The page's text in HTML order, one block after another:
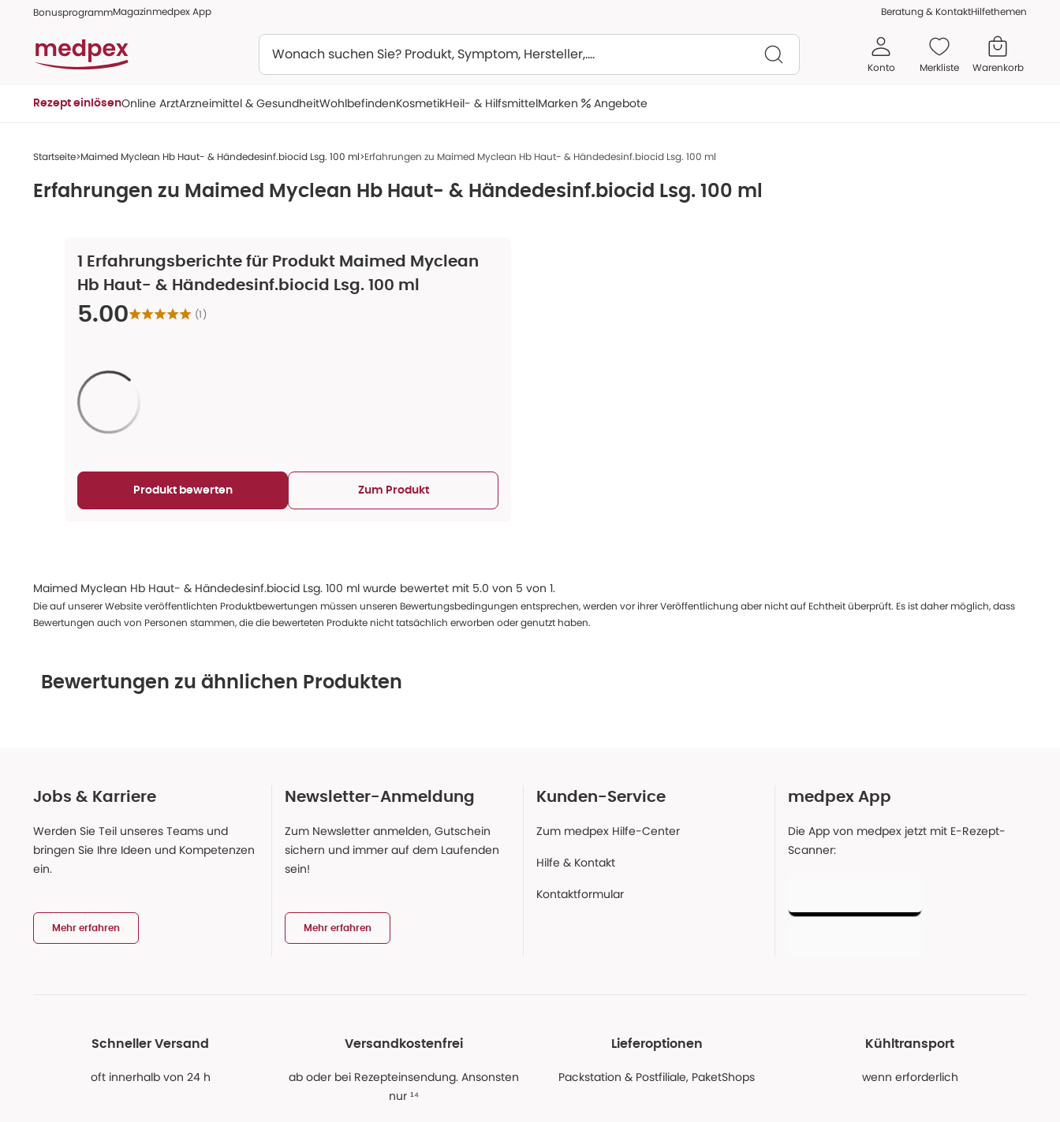
BonusprogrammMagazinmedpex App Beratung & KontaktHilfethemen
Konto Merkliste Warenkorb
Rezept einlösenOnline ArztArzneimittel & GesundheitWohlbefindenKosmetikHeil- & HilfsmittelMarken Angebote
Startseite Maimed Myclean Hb Haut- & Händedesinf.biocid Lsg. 100 ml Erfahrungen zu Maimed Myclean Hb Haut- & Händedesinf.biocid Lsg. 100 ml
Erfahrungen zu Maimed Myclean Hb Haut- & Händedesinf.biocid Lsg. 100 ml
1 Erfahrungsberichte für Produkt Maimed Myclean
Hb Haut- & Händedesinf.biocid Lsg. 100 ml
5.00 (1)
Aktualisieren...
Produkt bewerten Zum Produkt
Maimed Myclean Hb Haut- & Händedesinf.biocid Lsg. 100 ml wurde bewertet mit 5.0 von 5 von 1.
Die auf unserer Website veröffentlichten Produktbewertungen müssen unseren Bewertungsbedingungen entsprechen, werden vor ihrer Veröffentlichung aber nicht auf Echtheit überprüft. Es ist daher möglich, dass
Bewertungen auch von Personen stammen, die die bewerteten Produkte nicht tatsächlich erworben oder genutzt haben.
Bewertungen zu ähnlichen Produkten
Jobs & Karriere
Werden Sie Teil unseres Teams und
bringen Sie Ihre Ideen und Kompetenzen
ein.
Mehr erfahren
Newsletter-Anmeldung
Zum Newsletter anmelden, Gutschein
sichern und immer auf dem Laufenden
sein!
Mehr erfahren
Kunden-Service
Zum medpex Hilfe-Center
Hilfe & Kontakt
Kontaktformular
medpex App
Die App von medpex jetzt mit E-Rezept-
Scanner:
Schneller Versand
oft innerhalb von 24 h
Versandkostenfrei
ab oder bei Rezepteinsendung. Ansonsten
nur ¹⁴
Lieferoptionen
Packstation & Postfiliale, PaketShops
Kühltransport
wenn erforderlich